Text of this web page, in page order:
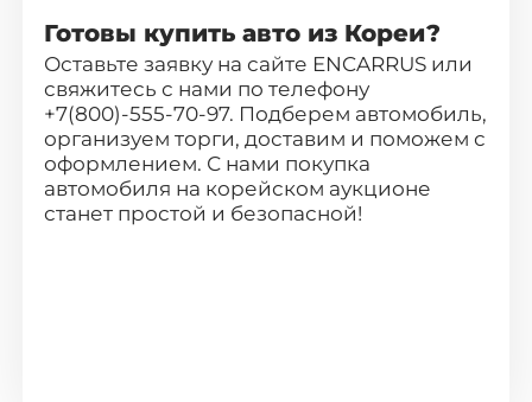
Готовы купить авто из Кореи?
Оставьте заявкуна сайте ENCARRUS или
свяжитесь с нами по телефону
+7(800)-555-70-97. Подберем автомобиль,
организуем торги, доставим и поможем с
оформлением. С нами покупка
автомобиля на корейском аукционе
станет простой и безопасной!